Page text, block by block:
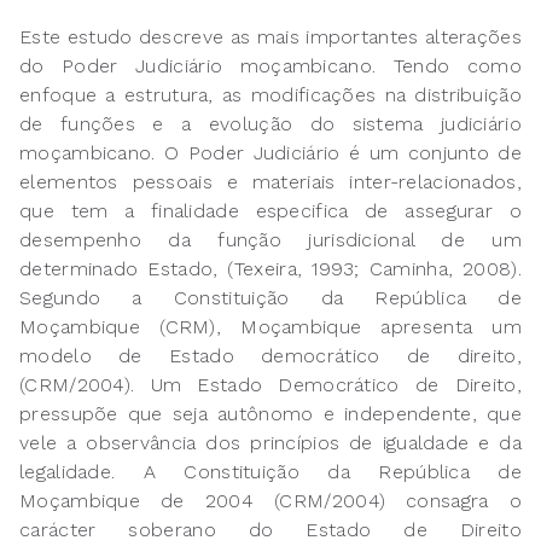
Este estudo descreve as mais importantes alterações
do Poder Judiciário moçambicano. Tendo como
enfoque a estrutura, as modificações na distribuição
de funções e a evolução do sistema judiciário
moçambicano. O Poder Judiciário é um conjunto de
elementos pessoais e materiais inter-relacionados,
que tem a finalidade especifica de assegurar o
desempenho da função jurisdicional de um
determinado Estado, (Texeira, 1993; Caminha, 2008).
Segundo a Constituição da República de
Moçambique (CRM), Moçambique apresenta um
modelo de Estado democrático de direito,
(CRM/2004). Um Estado Democrático de Direito,
pressupõe que seja autônomo e independente, que
vele a observância dos princípios de igualdade e da
legalidade. A Constituição da República de
Moçambique de 2004 (CRM/2004) consagra o
carácter soberano do Estado de Direito